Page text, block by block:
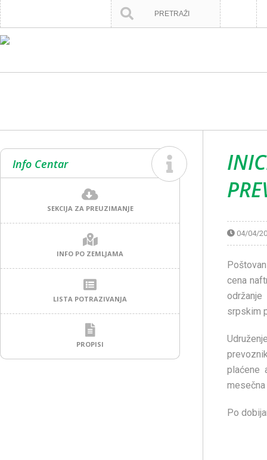
Info Centar
SEKCIJA ZA PREUZIMANJE
INFO PO ZEMLJAMA
LISTA POTRAZIVANJA
PROPISI
04/04/
cena
srpskim
plaćene
Po